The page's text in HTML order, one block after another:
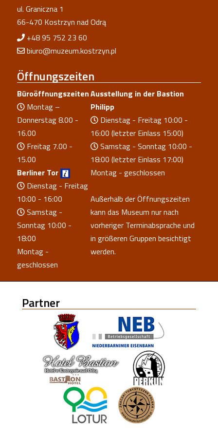
ul. Graniczna 1
66-470 Kostrzyn nad Odrą
+48 95 752 23 60
biuro@muzeum.kostrzyn.pl
Öffnungszeiten
Büroöffnungszeiten
Montag –
Donnerstag 8.00 -
16.00
Freitag 7.00 -
15.00
Berliner Tor
Dienstag - Freitag
10:00 - 16:00
Samstag -
Sonntag 10:00 -
18:00
Montag -
geschlossen
Ausstellung in der Bastion
Philipp
Dienstag - Freitag 10:00 -
16:00 (letzter Einlass 15:00)
Samstag - Sonntag 10:00 -
18:00 (letzter Einlass 17:00)
Montag - geschlossen
Außerhalb der Öffnungszeiten
kann das Museum nur nach
vorheriger Terminabsprache und
in größeren Gruppen besichtigt
werden.
Partner